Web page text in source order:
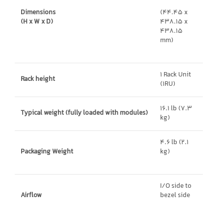
Dimensions
(H x W x D)
(44.45 x
438.15 x
438.15
mm)
Rack height
1 Rack Unit
(1RU)
Typical weight (fully loaded with modules)
16.1 lb (7.3
kg)
Packaging Weight
4.6 lb (2.1
kg)
Airflow
I/O side to
bezel side